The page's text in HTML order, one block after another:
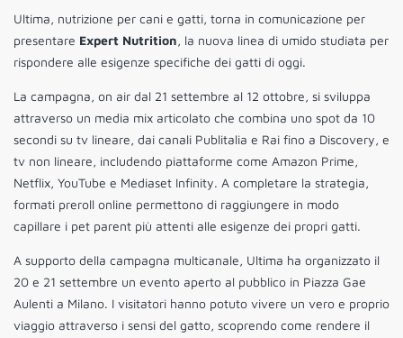
Ultima, nutrizione per cani e gatti, torna in comunicazione per
presentare Expert Nutrition, la nuova linea di umido studiata per
rispondere alle esigenze specifiche dei gatti di oggi.
La campagna, on air dal 21 settembre al 12 ottobre, si sviluppa
attraverso un media mix articolato che combina uno spot da 10
secondi su tv lineare, dai canali Publitalia e Rai fino a Discovery, e
tv non lineare, includendo piattaforme come Amazon Prime,
Netflix, YouTube e Mediaset Infinity. A completare la strategia,
formati preroll online permettono di raggiungere in modo
capillare i pet parent più attenti alle esigenze dei propri gatti.
A supporto della campagna multicanale, Ultima ha organizzato il
20 e 21 settembre un evento aperto al pubblico in Piazza Gae
Aulenti a Milano. I visitatori hanno potuto vivere un vero e proprio
viaggio attraverso i sensi del gatto, scoprendo come rendere il